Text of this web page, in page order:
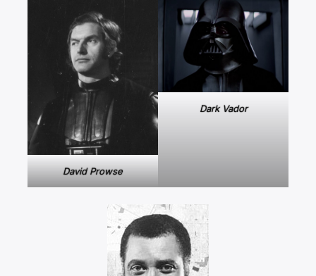
David Prowse
Dark Vador